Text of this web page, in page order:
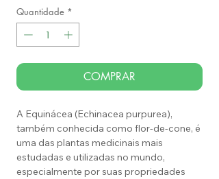
Quantidade *
COMPRAR
A Equinácea (Echinacea purpurea),
também conhecida como flor-de-cone, é
uma das plantas medicinais mais
estudadas e utilizadas no mundo,
especialmente por suas propriedades